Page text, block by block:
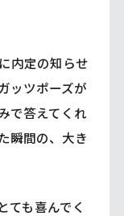
内定の知らせ
ッツポーズが
で答えてくれ
瞬間の、大き
ても喜んでく